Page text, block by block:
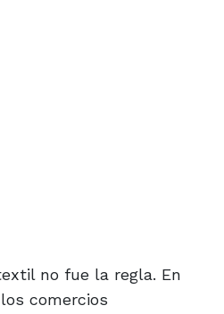
no fue la regla. En
comercios